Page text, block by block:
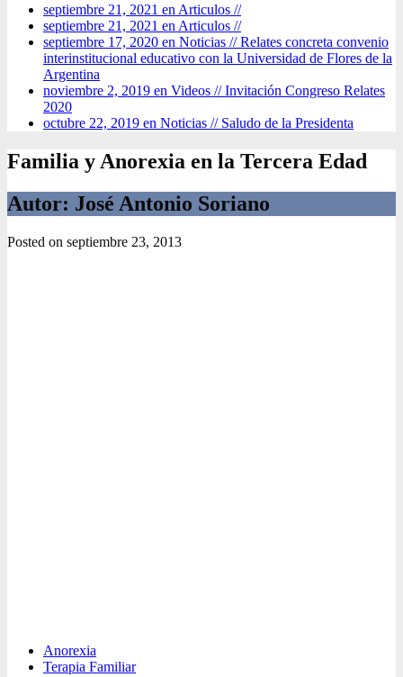
septiembre 21, 2021 en Articulos //
septiembre 21, 2021 en Articulos //
septiembre 17, 2020 en Noticias //Relates concreta convenio
interinstitucional educativo con la Universidad de Flores de la
Argentina
noviembre 2, 2019 en Videos //Invitación Congreso Relates
2020
octubre 22, 2019 en Noticias // Saludo de la Presidenta
Familia y Anorexia en la Tercera Edad
Autor: José Antonio Soriano
Posted on septiembre 23, 2013
Anorexia
Terapia Familiar